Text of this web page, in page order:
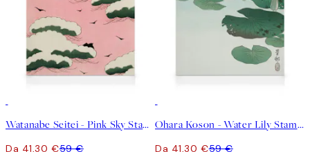
Watanabe Seitei - Pink Sky Stampa su Tela
Da 41,30 €59 €
Ohara Koson - Water Lily Stampa su Tela
Da 41,30 €59 €